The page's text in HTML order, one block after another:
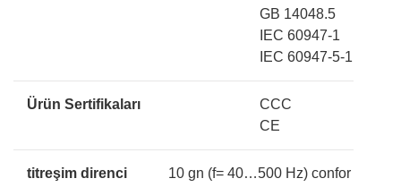
GB 14048.5
IEC 60947-1
IEC 60947-5-1
Ürün Sertifikaları
CCC
CE
titreşim direnci
10 gn (f= 40…500 Hz) confor